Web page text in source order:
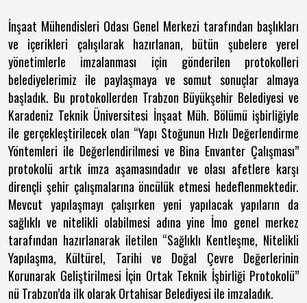
İnşaat Mühendisleri Odası Genel Merkezi tarafından başlıkları
ve içerikleri çalışılarak hazırlanan, bütün şubelere yerel
yönetimlerle imzalanması için gönderilen protokolleri
belediyelerimiz ile paylaşmaya ve somut sonuçlar almaya
başladık. Bu protokollerden Trabzon Büyükşehir Belediyesi ve
Karadeniz Teknik Üniversitesi İnşaat Müh. Bölümü işbirliğiyle
ile gerçekleştirilecek olan “Yapı Stoğunun Hızlı Değerlendirme
Yöntemleri ile Değerlendirilmesi ve Bina Envanter Çalışması”
protokolü artık imza aşamasındadır ve olası afetlere karşı
dirençli şehir çalışmalarına öncülük etmesi hedeflenmektedir.
Mevcut yapılaşmayı çalışırken yeni yapılacak yapıların da
sağlıklı ve nitelikli olabilmesi adına yine İmo genel merkez
tarafından hazırlanarak iletilen “Sağlıklı Kentleşme, Nitelikli
Yapılaşma, Kültürel, Tarihi ve Doğal Çevre Değerlerinin
Korunarak Geliştirilmesi İçin Ortak Teknik İşbirliği Protokolü”
nü Trabzon’da ilk olarak Ortahisar Belediyesi ile imzaladık.